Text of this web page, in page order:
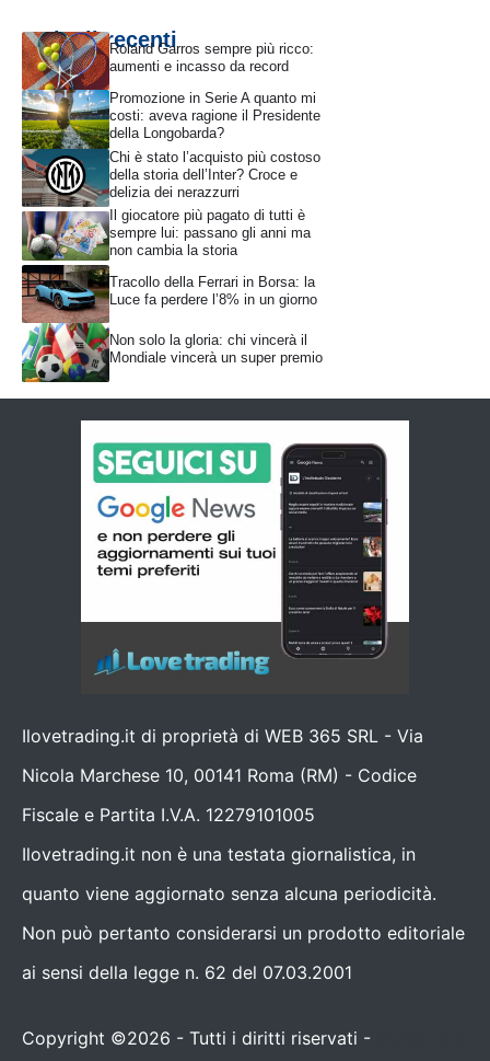
Articoli recentiRoland Garros sempre più ricco:
aumenti e incasso da record
Promozione in Serie A quanto mi
costi: aveva ragione il Presidente
della Longobarda?
Chi è stato l’acquisto più costoso
della storia dell’Inter? Croce e
delizia dei nerazzurri
Il giocatore più pagato di tutti è
sempre lui: passano gli anni ma
non cambia la storia
Tracollo della Ferrari in Borsa: la
Luce fa perdere l’8% in un giorno
Non solo la gloria: chi vincerà il
Mondiale vincerà un super premio
Ilovetrading.it di proprietà di WEB 365 SRL - Via
Nicola Marchese 10, 00141 Roma (RM) - Codice
Fiscale e Partita I.V.A. 12279101005
Ilovetrading.it non è una testata giornalistica, in
quanto viene aggiornato senza alcuna periodicità.
Non può pertanto considerarsi un prodotto editoriale
ai sensi della legge n. 62 del 07.03.2001
Copyright ©2026 - Tutti i diritti riservati -